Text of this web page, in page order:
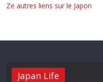
Ze autres liens sur le Japon
Japan Life